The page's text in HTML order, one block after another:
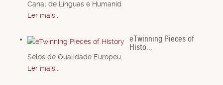
Canal de Línguas e Humanid
Ler mais...
eTwinning Pieces of
Histo...
Selos de Qualidade Europeu
Ler mais...